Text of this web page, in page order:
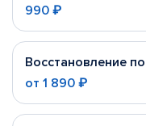
990 ₽
Восстановление
от 1 890 ₽